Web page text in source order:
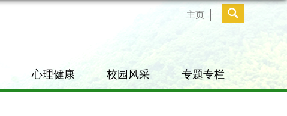
主页
心理健康 校园风采 专题专栏